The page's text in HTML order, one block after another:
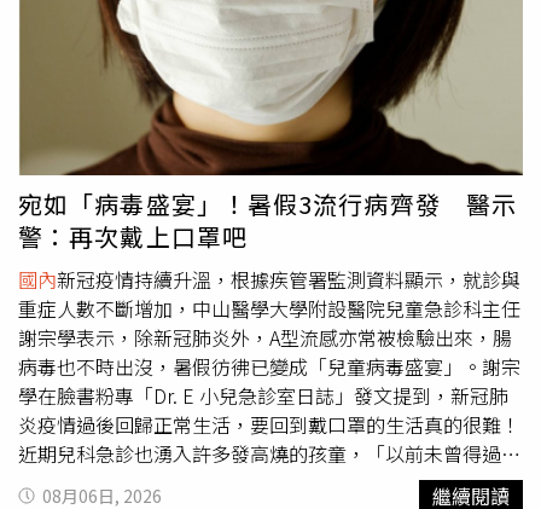
為優先。不過，公司近期也已開始全面檢視此次事件，重新
盤點現有供應鏈查核流程，希望找出可能存在的漏洞，並研
議未來是否增加更多防弊措施，以降低類似事件再次發生的
風險。儘管此次事件起因於合作供應鏈出現問題，永豐餘生
技表示，公司長期以來持續與台灣在地小農合作，也理解農
業生產容易受到氣候、環境等因素影響，因此不會因單一事
件停止支持本土農業。不過，在此次事件後，公司將重新思
考如何在支持小農發展與強化供應鏈管理之間取得平衡，提
升原料來源透明度，避免未來再次發生供應商資訊不實或管
理失誤的情況。
這項軍售案是否來得及完成，但他們警告，台灣問題是中國
絕不退讓的紅線，任何新的軍售方案都可能破壞雙邊談判。
目前，這項軍售案仍在川普政府內部審查。川普今年5月對
中國進行具有重大意義的國是訪問期間，曾將這項方案形容
為與北京談判時「1張非常好的談判籌碼」。同樣在5月，越
南裔的美國代理海軍部長高雄（Hung Cao）表示，這筆總
價值140億美元的對台軍售已被暫停，以確保美軍擁有足夠
武器應對美以伊戰爭。但麥考爾如今卻表示，美國政策並不
允許華府與北京的外交關係「束縛對台軍售」，「去年12
月，國會批准了史上規模最大的對外軍售案，總額達110億
美元，而我們不會就此停止。」若最終獲得批准，這項軍售
金額將超越去年底通過、創下歷史紀錄的對台軍售案。當
時，北京對此表達強烈譴責，並在不久後於台灣周邊展開為
期2天的軍事演習。中國大陸外交部截至目前尚未對麥考爾
的說法作出回應。不過，上海復旦大學國際問題研究院院長
吳心伯分析，麥考爾此番言論背後的主要意圖，大多是出於
美國
政治考量。他指出，重新炒熱對台軍售議題，反映
宛如「病毒盛宴」！暑假3流行病齊發 醫示
警：再次戴上口罩吧
國內新冠疫情持續升溫，根據疾管署監測資料顯示，就診與
重症人數不斷增加，中山醫學大學附設醫院兒童急診科主任
謝宗學表示，除新冠肺炎外，A型流感亦常被檢驗出來，腸
病毒也不時出沒，暑假彷彿已變成「兒童病毒盛宴」。謝宗
學在臉書粉專「Dr. E 小兒急診室日誌」發文提到，新冠肺
炎疫情過後回歸正常生活，要回到戴口罩的生活真的很難！
近期兒科急診也湧入許多發高燒的孩童，「以前未曾得過新
冠肺炎，即使沒有任何除發燒以外的症狀，檢驗報告一樣顯
08月06日, 2026 繼續閱讀